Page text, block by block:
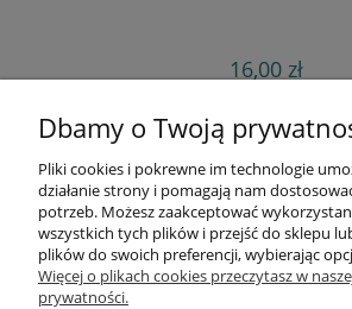
16,00 zł
do koszyka
Informacje
Opłaty i koszty dostawy
Dbamy o Twoją
Pliki cookies i pokrewne im technologie
działanie strony i pomagają nam
potrzeb. Możesz zaakceptować
wszystkich tych plików i przejść do sklepu
plików do swoich preferencji, wybierając
Więcej o plikach cookies przeczytasz w
prywatności.